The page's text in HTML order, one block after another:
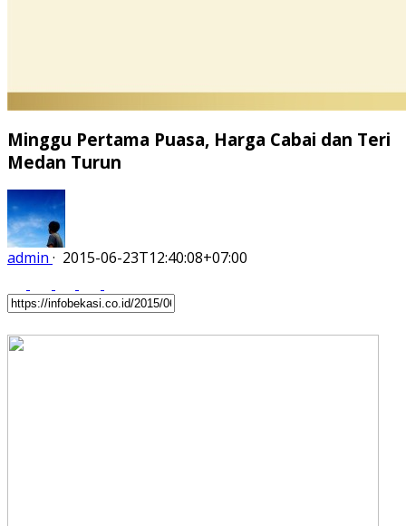
Minggu Pertama Puasa, Harga Cabai dan Teri
Medan Turun
admin · 2015-06-23T12:40:08+07:00